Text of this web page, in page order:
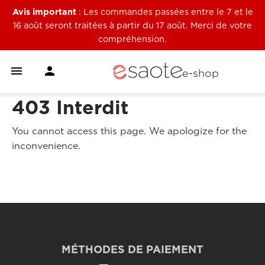
Avis important: Les commandes passées entre le 7 et le
16 août seront traitées à partir du 17 août. Merci de votre
compréhension.
  e-shop
403 Interdit
You cannot access this page. We apologize for the
inconvenience.
MÉTHODES DE PAIEMENT